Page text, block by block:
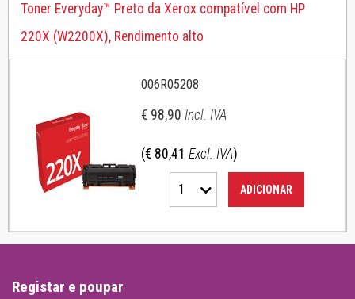
Toner Everyday™ Preto da Xerox compatível com HP
220X (W2200X), Rendimento alto
006R05208
€ 98,90 Incl. IVA
(€ 80,41 Excl. IVA)
1 ADICIONAR
Registar e poupar